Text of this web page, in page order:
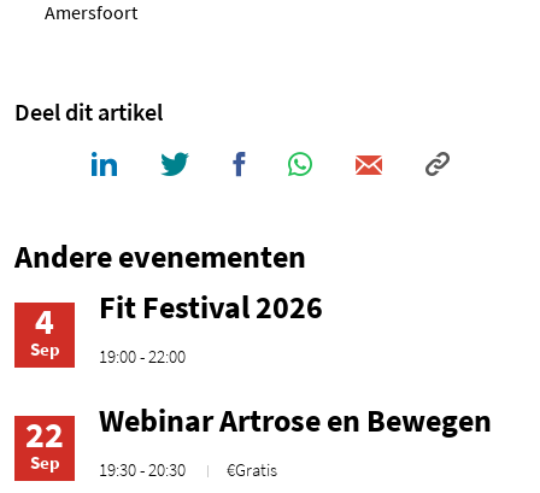
Amersfoort
Deel dit artikel
Andere evenementen
4
Sep
Fit Festival 2026
19:00 - 22:00
22
Sep
Webinar Artrose en Bewegen
19:30 - 20:30 €Gratis